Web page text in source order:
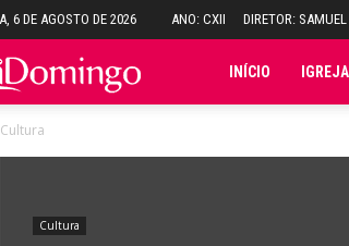
6 DE AGOSTO DE 2026 ANO: CXII DIRETOR:
Folha INÍCIO IGREJA
Cultura
Cultura